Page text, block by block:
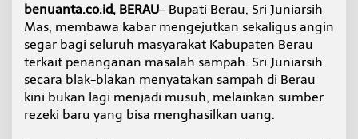
l
a
a
n
S
a
m
p
benuanta.co.id, BERAU– Bupati Berau, Sri Juniarsih
Mas, membawa kabar mengejutkan sekaligus angin
segar bagi seluruh masyarakat Kabupaten Berau
terkait penanganan masalah sampah. Sri Juniarsih
secara blak-blakan menyatakan sampah di Berau
kini bukan lagi menjadi musuh, melainkan sumber
rezeki baru yang bisa menghasilkan uang.